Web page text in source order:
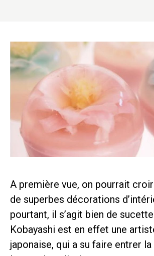
A première vue, on pourrait
de superbes décorations
pourtant, il s’agit bien de
Kobayashi est en effet une
japonaise, qui a su faire entrer